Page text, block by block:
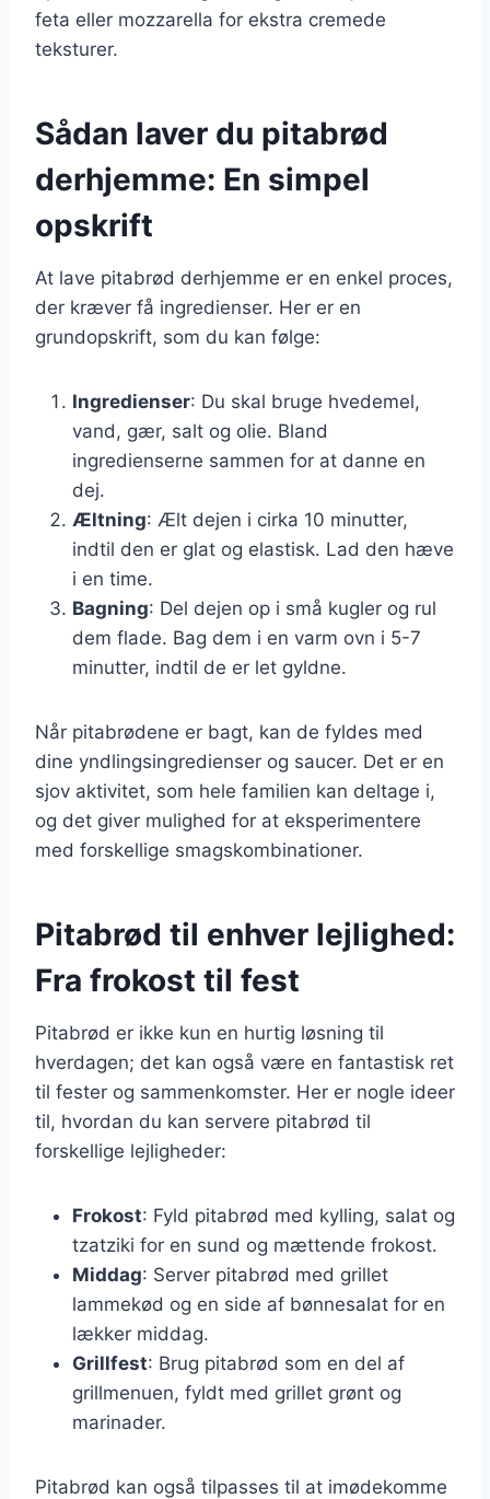
feta eller mozzarella for ekstra cremede
teksturer.
Sådan laver du pitabrød
derhjemme: En simpel
opskrift
At lave pitabrød derhjemme er en enkel proces,
der kræver få ingredienser. Her er en
grundopskrift, som du kan følge:
Ingredienser: Du skal bruge hvedemel,
vand, gær, salt og olie. Bland
ingredienserne sammen for at danne en
dej.
Æltning: Ælt dejen i cirka 10 minutter,
indtil den er glat og elastisk. Lad den hæve
i en time.
Bagning: Del dejen op i små kugler og rul
dem flade. Bag dem i en varm ovn i 5-7
minutter, indtil de er let gyldne.
Når pitabrødene er bagt, kan de fyldes med
dine yndlingsingredienser og saucer. Det er en
sjov aktivitet, som hele familien kan deltage i,
og det giver mulighed for at eksperimentere
med forskellige smagskombinationer.
Pitabrød til enhver lejlighed:
Fra frokost til fest
Pitabrød er ikke kun en hurtig løsning til
hverdagen; det kan også være en fantastisk ret
til fester og sammenkomster. Her er nogle ideer
til, hvordan du kan servere pitabrød til
forskellige lejligheder:
Frokost: Fyld pitabrød med kylling, salat og
tzatziki for en sund og mættende frokost.
Middag: Server pitabrød med grillet
lammekød og en side af bønnesalat for en
lækker middag.
Grillfest: Brug pitabrød som en del af
grillmenuen, fyldt med grillet grønt og
marinader.
Pitabrød kan også tilpasses til at imødekomme